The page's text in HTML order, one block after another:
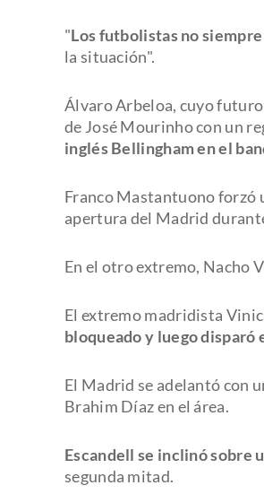
"Los futbolistas no
la situación".
Álvaro Arbeloa, cuyo
de José Mourinho con un
inglés Bellingham en el
Franco Mastantuono forzó
apertura del Madrid
En el otro extremo, Nacho
El extremo madridista
bloqueado y luego disparó
El Madrid se adelantó con
Brahim Díaz en el área.
Escandell se inclinó sobre
segunda mitad.